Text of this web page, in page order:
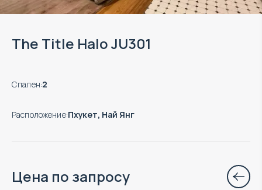
The Title Halo JU301
Спален:2
Расположение:Пхукет, Най Янг
Цена по запросу